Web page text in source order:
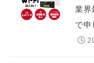
業界
で申